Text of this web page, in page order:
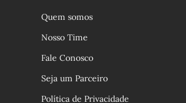
Quem somos
Nosso Time
Fale Conosco
Seja um Parceiro
Política de Privacidade